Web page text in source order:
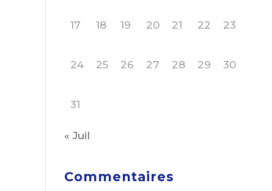
17 18 19 20 21 22 23
24 25 26 27 28 29 30
31
« Juil
Commentaires